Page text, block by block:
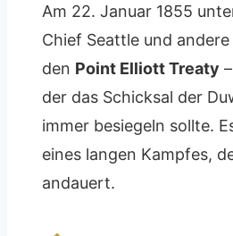
Am 22. Januar 1855
Chief Seattle und
den Point Elliott Treaty
der das Schicksal der
immer besiegeln sollte.
eines langen Kampfes,
andauert.